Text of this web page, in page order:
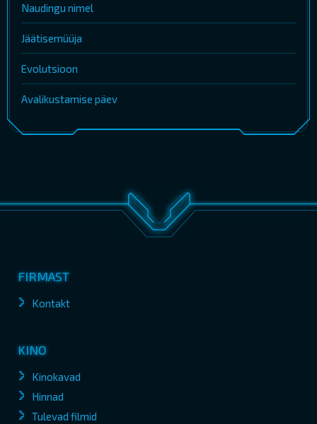
Naudingu nimel
Jäätisemüüja
Evolutsioon
Avalikustamise päev
FIRMAST
Kontakt
KINO
Kinokavad
Hinnad
Tulevad filmid